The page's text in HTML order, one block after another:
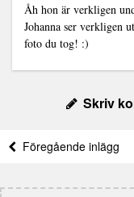
Åh hon är verkligen
Johanna ser verkligen
foto du tog! :)
Skriv
Föregående inlägg